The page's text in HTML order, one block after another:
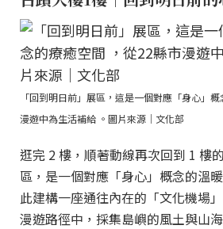
「回到明日前」展區，這是一個對應「身心」
漫遊中為生活補給 。圖片來源｜文化部
逛完 2 樓，順著動線再次回到 1 樓
區，是一個對應「身心」概念的溫
此建構一座通往內在的「文化機場
漫遊路徑中，採集島嶼的風土與山